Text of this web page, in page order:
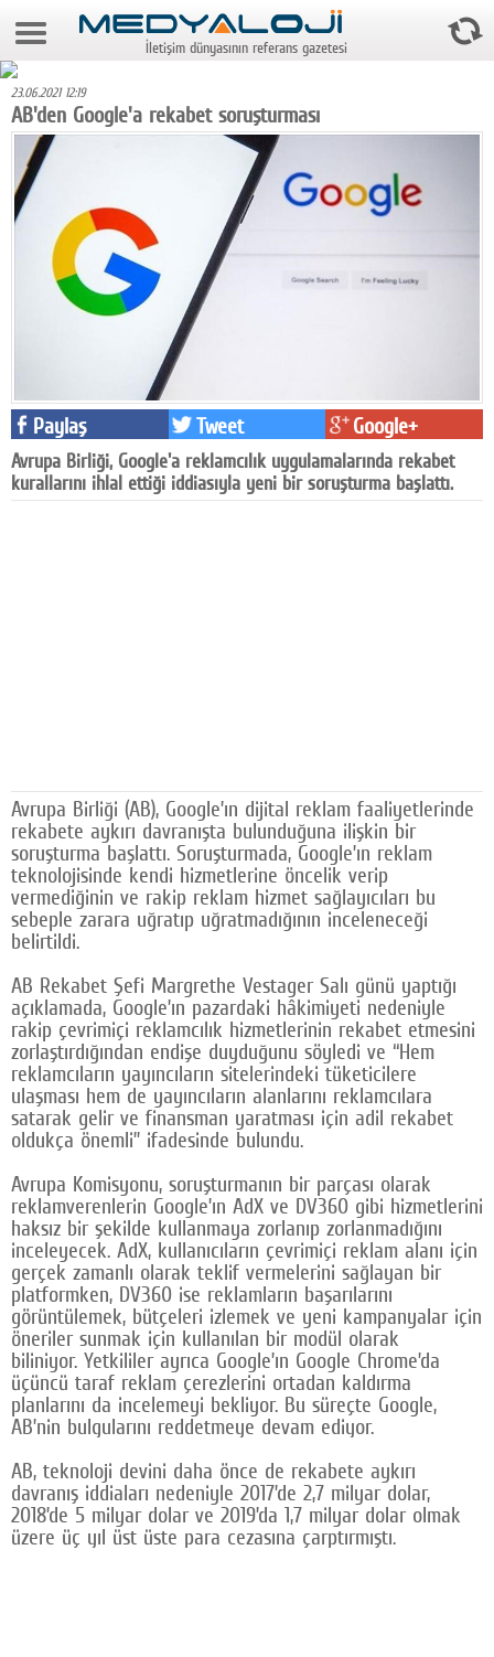
6 Ağustos 2026 3:41:22
Foto Galeri
Medya
Reyting-tiraj
Dünya
Pr
Yazarlar
Künye
SOSYAL MEDYA
Facebook
Google Plus
© 2026 TÜM HAKLARI SAKLIDIR
İletişim dünyasının referans gazetesi
23.06.2021 12:19
AB'den Google'a rekabet soruşturması
Paylaş Tweet Google+
Avrupa Birliği, Google'a reklamcılık uygulamalarında rekabet
kurallarını ihlal ettiği iddiasıyla yeni bir soruşturma başlattı.
Avrupa Birliği (AB), Google’ın dijital reklam faaliyetlerinde
rekabete aykırı davranışta bulunduğuna ilişkin bir
soruşturma başlattı. Soruşturmada, Google’ın reklam
teknolojisinde kendi hizmetlerine öncelik verip
vermediğinin ve rakip reklam hizmet sağlayıcıları bu
sebeple zarara uğratıp uğratmadığının inceleneceği
belirtildi.
AB Rekabet Şefi Margrethe Vestager Salı günü yaptığı
açıklamada, Google’ın pazardaki hâkimiyeti nedeniyle
rakip çevrimiçi reklamcılık hizmetlerinin rekabet etmesini
zorlaştırdığından endişe duyduğunu söyledi ve “Hem
reklamcıların yayıncıların sitelerindeki tüketicilere
ulaşması hem de yayıncıların alanlarını reklamcılara
satarak gelir ve finansman yaratması için adil rekabet
oldukça önemli” ifadesinde bulundu.
Avrupa Komisyonu, soruşturmanın bir parçası olarak
reklamverenlerin Google’ın AdX ve DV360 gibi hizmetlerini
haksız bir şekilde kullanmaya zorlanıp zorlanmadığını
inceleyecek. AdX, kullanıcıların çevrimiçi reklam alanı için
gerçek zamanlı olarak teklif vermelerini sağlayan bir
platformken, DV360 ise reklamların başarılarını
görüntülemek, bütçeleri izlemek ve yeni kampanyalar için
öneriler sunmak için kullanılan bir modül olarak
biliniyor. Yetkililer ayrıca Google’ın Google Chrome’da
üçüncü taraf reklam çerezlerini ortadan kaldırma
planlarını da incelemeyi bekliyor. Bu süreçte Google,
AB’nin bulgularını reddetmeye devam ediyor.
AB, teknoloji devini daha önce de rekabete aykırı
davranış iddiaları nedeniyle 2017’de 2,7 milyar dolar,
2018’de 5 milyar dolar ve 2019’da 1,7 milyar dolar olmak
üzere üç yıl üst üste para cezasına çarptırmıştı.